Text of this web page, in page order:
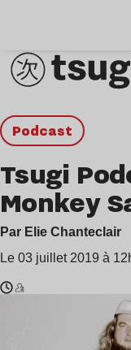
podcast
Tsugi
Monkey
Par Elie Chanteclair
Le 03 juillet 2019 à